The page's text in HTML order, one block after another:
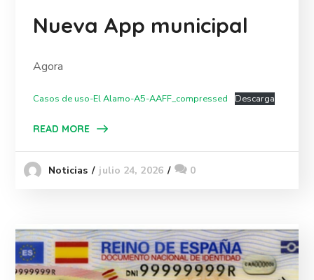
Nueva App municipal
Agora
Casos de uso-El Alamo-A5-AAFF_compressed Descarga
READ MORE
Noticias julio 24, 2026 0